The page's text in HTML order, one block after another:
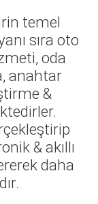
temel
sıra oto
oda
anahtar
&
& akıllı
daha